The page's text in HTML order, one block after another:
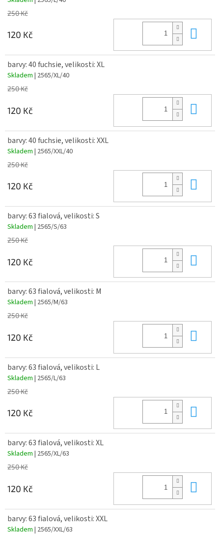
250 Kč
120 Kč
barvy: 40 fuchsie, velikosti: XL
Skladem | 2565/XL/40
250 Kč
120 Kč
barvy: 40 fuchsie, velikosti: XXL
Skladem | 2565/XXL/40
250 Kč
120 Kč
barvy: 63 fialová, velikosti: S
Skladem | 2565/S/63
250 Kč
120 Kč
barvy: 63 fialová, velikosti: M
Skladem | 2565/M/63
250 Kč
120 Kč
barvy: 63 fialová, velikosti: L
Skladem | 2565/L/63
250 Kč
120 Kč
barvy: 63 fialová, velikosti: XL
Skladem | 2565/XL/63
250 Kč
120 Kč
barvy: 63 fialová, velikosti: XXL
Skladem | 2565/XXL/63